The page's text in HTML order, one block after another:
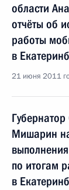
области
отчёты об
работы
в
21 июня 2011
Мишарин
по итогам
в